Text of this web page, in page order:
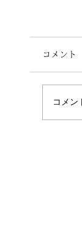
コメント
コメ